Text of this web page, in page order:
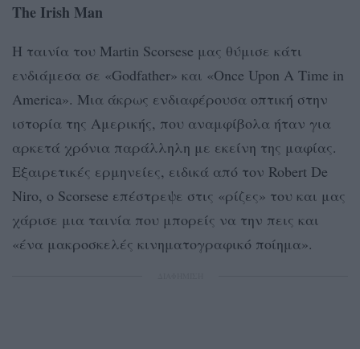
The Irish Man
Η ταινία του Martin Scorsese μας θύμισε κάτι
ενδιάμεσα σε «Godfather» και «Once Upon A Time in
America». Μια άκρως ενδιαφέρουσα οπτική στην
ιστορία της Αμερικής, που αναμφίβολα ήταν για
αρκετά χρόνια παράλληλη με εκείνη της μαφίας.
Εξαιρετικές ερμηνείες, ειδικά από τον Robert De
Niro, ο Scorsese επέστρεψε στις «ρίζες» του και μας
χάρισε μια ταινία που μπορείς να την πεις και
«ένα μακροσκελές κινηματογραφικό ποίημα».